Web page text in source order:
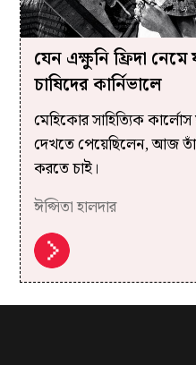
যেন এক্ষুনি ফ্রিদা
চাষিদের কার্নিভালে
মেহিকোর সাহিত্যিক
দেখতে পেয়েছিলেন, আজ
করতে চাই।
ঈপ্সিতা হালদার